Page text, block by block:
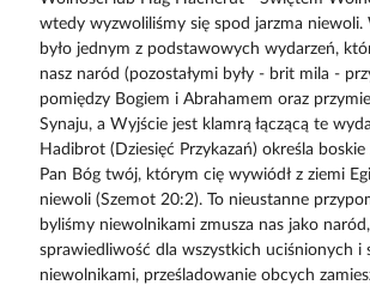
wtedy wyzwoliliśmy się spod jarzma niewoli.
było jednym z podstawowych wydarzeń,
nasz naród (pozostałymi były - brit mila -
pomiędzy Bogiem i Abrahamem oraz
Synaju, a Wyjście jest klamrą łączącą te
Hadibrot (Dziesięć Przykazań) określa boskie
Pan Bóg twój, którym cię wywiódł z ziemi
niewoli (Szemot 20:2). To nieustanne
byliśmy niewolnikami zmusza nas jako
sprawiedliwość dla wszystkich uciśnionych i
niewolnikami, prześladowanie obcych